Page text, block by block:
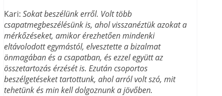
Kari: Sokat beszélünk erről. Volt több
csapatmegbeszélésünk is, ahol visszanéztük azokat a
mérkőzéseket, amikor érezhetően mindenki
eltávolodott egymástól, elvesztette a bizalmat
önmagában és a csapatban, és ezzel együtt az
összetartozás érzését is. Ezután csoportos
beszélgetéseket tartottunk, ahol arról volt szó, mit
tehetünk és min kell dolgoznunk a jövőben.